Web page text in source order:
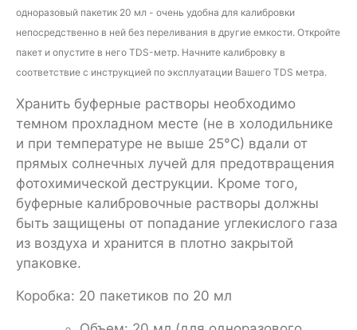
одноразовый пакетик 20 мл - очень удобна для калибровки
непосредственно в ней без переливания в другие емкости. Откройте
пакет и опустите в него TDS-метр. Начните калибровку в
соответствие с инструкцией по эксплуатации Вашего TDS метра.
Хранить буферные растворы необходимо
темном прохладном месте (не в холодильнике
и при температуре не выше 25°С) вдали от
прямых солнечных лучей для предотвращения
фотохимической деструкции. Кроме того,
буферные калибровочные растворы должны
быть защищены от попадание углекислого газа
из воздуха и хранится в плотно закрытой
упаковке.
Коробка: 20 пакетиков по 20 мл